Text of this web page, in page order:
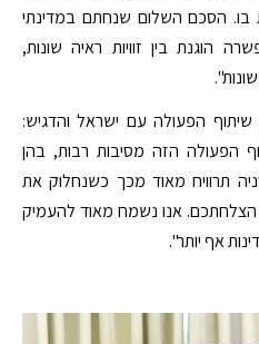
בו. הסכם השלום שנחתם במדינתי
הוגנת בין זוויות ראיה שונות,
שיתוף הפעולה עם ישראל והדגיש:
הפעולה הזה מסיבות רבות, בהן
תרוויח מאוד מכך כשנחלוק את
הצלחתכם. אנו נשמח מאוד להעמיק
אף יותר".